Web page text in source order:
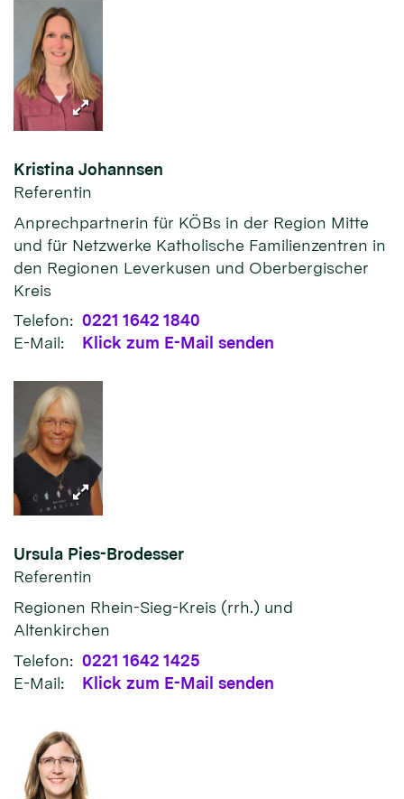
Kristina Johannsen
Referentin
Anprechpartnerin für KÖBs in der Region Mitte
und für Netzwerke Katholische Familienzentren in
den Regionen Leverkusen und Oberbergischer
Kreis
Telefon: 0221 1642 1840
E-Mail:
Klick zum E-Mail senden
Ursula Pies-Brodesser
Referentin
Regionen Rhein-Sieg-Kreis (rrh.) und
Altenkirchen
Telefon: 0221 1642 1425
E-Mail:
Klick zum E-Mail senden